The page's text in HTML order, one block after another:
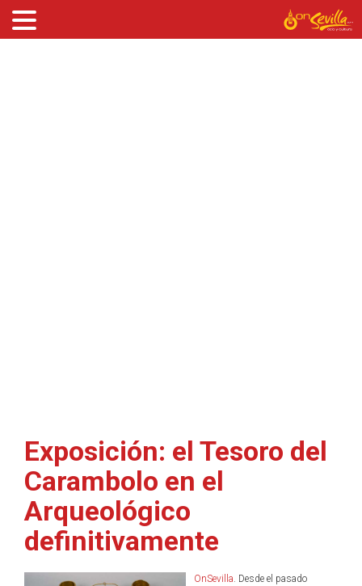
Exposición: el Tesoro del
Carambolo en el
Arqueológico
definitivamente
OnSevilla. Desde el pasado